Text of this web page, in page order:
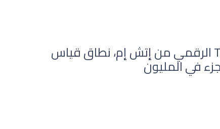
جهاز مقياس جودة الماء TDS-EZ الرقمي من إتش إم، نطاق قياس